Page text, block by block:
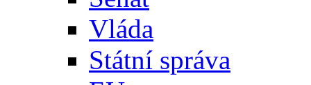
Vláda
Státní správa